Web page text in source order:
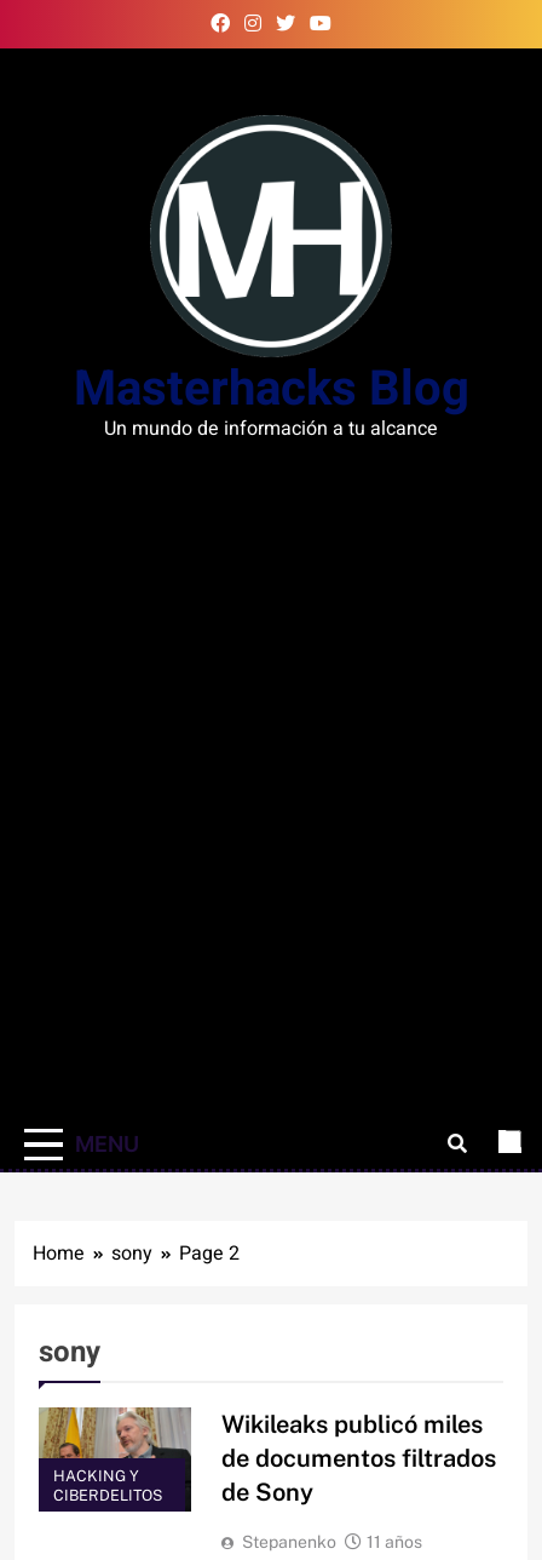
to
Masterhacks Blog
Un mundo de información a tu alcance
MENU
Home sony Page 2
sony
HACKING Y
CIBERDELITOS
Wikileaks publicó miles
de documentos filtrados
de Sony
Stepanenko
11 años